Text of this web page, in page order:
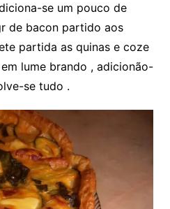
se um pouco de
de bacon partido aos
partida as quinas e coze
lume brando , adicionão-
se tudo .